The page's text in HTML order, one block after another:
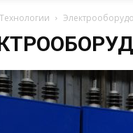
Технологии